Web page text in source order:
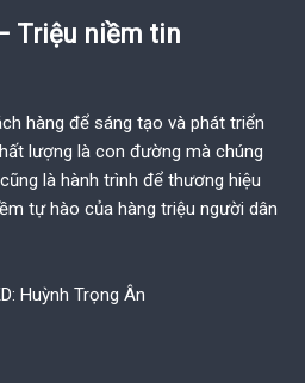
Triệu niềm tin
hàng để sáng tạo và phát triển
lượng là con đường mà chúng
là hành trình để thương hiệu
tự hào của hàng triệu người dân
Huỳnh Trọng Ân